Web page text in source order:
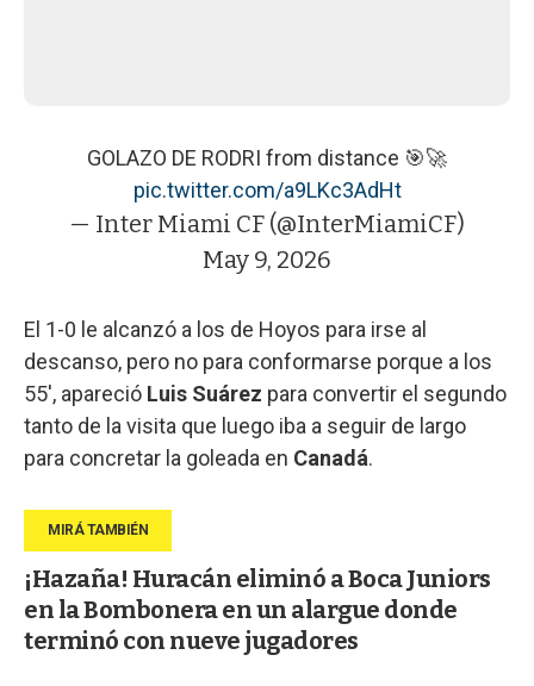
GOLAZO DE RODRI from distance 🎯🚀
pic.twitter.com/a9LKc3AdHt
— Inter Miami CF (@InterMiamiCF)
May 9, 2026
El 1-0 le alcanzó a los de Hoyos para irse al
descanso, pero no para conformarse porque a los
55', apareció Luis Suárez para convertir el segundo
tanto de la visita que luego iba a seguir de largo
para concretar la goleada en Canadá.
¡Hazaña! Huracán eliminó a Boca Juniors
en la Bombonera en un alargue donde
terminó con nueve jugadores